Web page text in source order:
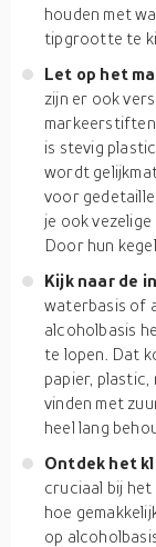
houden met
tipgrootte te
Let op het
zijn er ook
is stevig
wordt
voor
je ook
Door hun
Kijk naar de
waterbasis of
alcoholbasis
te lopen. Dat
papier,
vinden met
heel lang
Ontdek het
cruciaal bij het
hoe
op